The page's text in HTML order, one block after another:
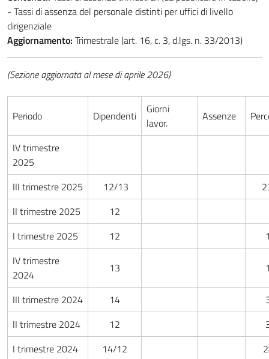
- Tassi di assenza del personale distinti per uffici di livello
dirigenziale
Aggiornamento: Trimestrale (art. 16, c. 3, d.lgs. n. 33/2013)
(Sezione aggiornata al mese di aprile 2026)
Periodo Dipendenti
Giorni
lavor.
Assenze
IV trimestre
2025
III trimestre 2025
12/13
II trimestre 2025
12
I trimestre 2025
12
IV trimestre
2024
13
III trimestre 2024 14
II trimestre 2024
12
I trimestre 2024
14/12